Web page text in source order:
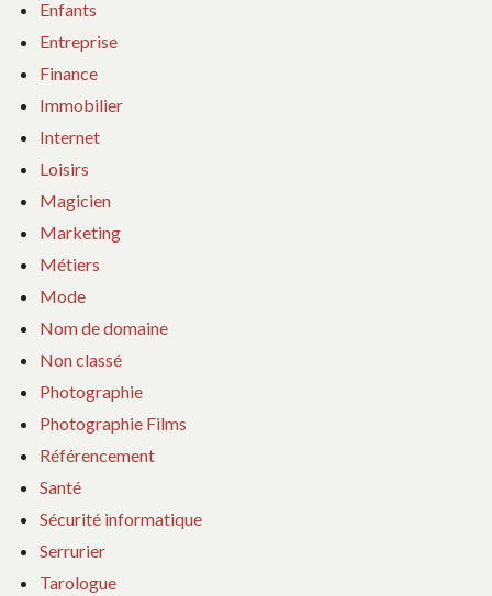
Enfants
Entreprise
Finance
Immobilier
Internet
Loisirs
Magicien
Marketing
Métiers
Mode
Nom de domaine
Non classé
Photographie
Photographie Films
Référencement
Santé
Sécurité informatique
Serrurier
Tarologue